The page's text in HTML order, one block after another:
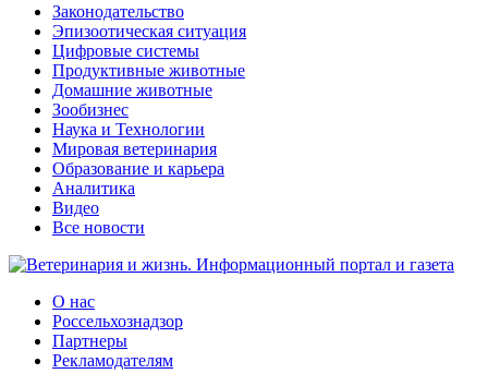
Законодательство
Эпизоотическая ситуация
Цифровые системы
Продуктивные животные
Домашние животные
Зообизнес
Наука и Технологии
Мировая ветеринария
Образование и карьера
Аналитика
Видео
Все новости
О нас
Россельхознадзор
Партнеры
Рекламодателям